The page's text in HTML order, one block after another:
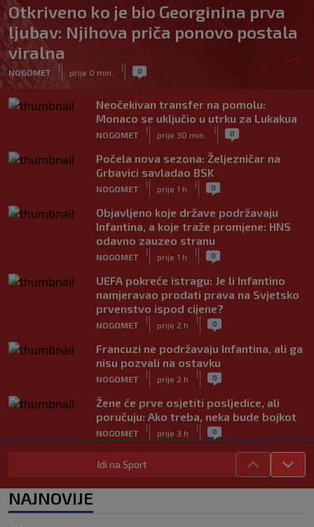
Otkriveno ko je bio Georginina prva
ljubav: Njihova priča ponovo postala
viralna
NOGOMET
|
prije 0 min.
| 0
Neočekivan transfer na pomolu:
Monaco se uključio u utrku za Lukakua
NOGOMET
|
prije 30 min.
| 0
Počela nova sezona: Željezničar na
Grbavici savladao BSK
NOGOMET
|
prije 1 h
| 0
Objavljeno koje države podržavaju
Infantina, a koje traže promjene: HNS
odavno zauzeo stranu
NOGOMET
|
prije 1 h
| 0
UEFA pokreće istragu: Je li Infantino
namjeravao prodati prava na Svjetsko
prvenstvo ispod cijene?
NOGOMET
|
prije 2 h
| 0
Francuzi ne podržavaju Infantina, ali ga
nisu pozvali na ostavku
NOGOMET
|
prije 2 h
| 0
Žene će prve osjetiti posljedice, ali
poručuju: Ako treba, neka bude bojkot
NOGOMET
|
prije 3 h
| 0
Zvanično: Samed Baždar ima novi klub,
zadužio broj sa velikom "težinom"
NOGOMET prije 5 h
Idi na Sport
NAJNOVIJE